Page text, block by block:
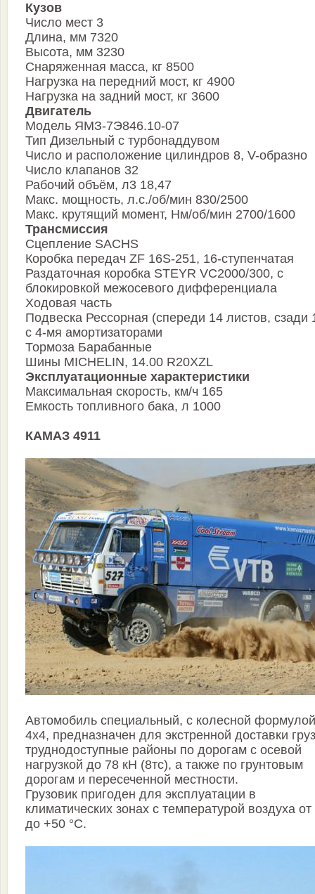
Кузов
Число мест 3
Длина, мм 7320
Высота, мм 3230
Снаряженная масса, кг 8500
Нагрузка на передний мост, кг 4900
Нагрузка на задний мост, кг 3600
Двигатель
Модель ЯМЗ-7Э846.10-07
Тип Дизельный с турбонаддувом
Число и расположение цилиндров 8, V-образно
Число клапанов 32
Рабочий объём, л3 18,47
Макс. мощность, л.с./об/мин 830/2500
Макс. крутящий момент, Нм/об/мин 2700/1600
Трансмиссия
Сцепление SАСНS
Коробка передач ZF 16S-251, 16-ступенчатая
Раздаточная коробка STEYR VC2000/300, с
блокировкой межосевого дифференциала
Ходовая часть
Подвеска Рессорная (спереди 14 листов, сзади
с 4-мя амортизаторами
Тормоза Барабанные
Шины MICHELIN, 14.00 R20XZL
Эксплуатационные характеристики
Максимальная скорость, км/ч 165
Емкость топливного бака, л 1000
КАМАЗ 4911
Автомобиль специальный, с колесной формулой
4х4, предназначен для экстренной доставки
труднодоступные районы по дорогам с осевой
нагрузкой до 78 кН (8тс), а также по грунтовым
дорогам и пересеченной местности.
Грузовик пригоден для эксплуатации в
климатических зонах с температурой воздуха от
до +50 °С.